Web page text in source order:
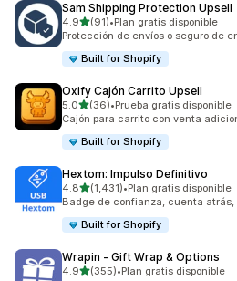
Sam Shipping Protection Upsell
4.9de 5 estrellas
(91)
91 reseñas en total
•Plan gratis disponible
Protección de envíos o seguro de
Built for Shopify
Oxify Cajón Carrito Upsell
5.0de 5 estrellas
(36)
36 reseñas en total
•Prueba gratis disponible
Cajón para carrito con venta
Built for Shopify
Hextom: Impulso Definitivo
4.8de 5 estrellas
(1,431)
1431 reseñas en total
•Plan gratis disponible
Badge de confianza, cuenta atrás,
Built for Shopify
Wrapin ‑ Gift Wrap & Options
4.9de 5 estrellas
(355)
355 reseñas en total
•Plan gratis disponible